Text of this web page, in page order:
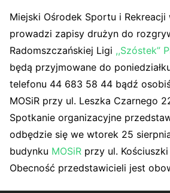
Miejski Ośrodek Sportu i Rekreacji
prowadzi zapisy drużyn do
Radomszczańskiej Ligi ,,Szóstek”
będą przyjmowane do
telefonu 44 683 58 44 bądź
MOSiR przy ul. Leszka Czarnego
Spotkanie organizacyjne
odbędzie się we wtorek 25
budynku MOSiR przy ul.
Obecność przedstawicieli jest